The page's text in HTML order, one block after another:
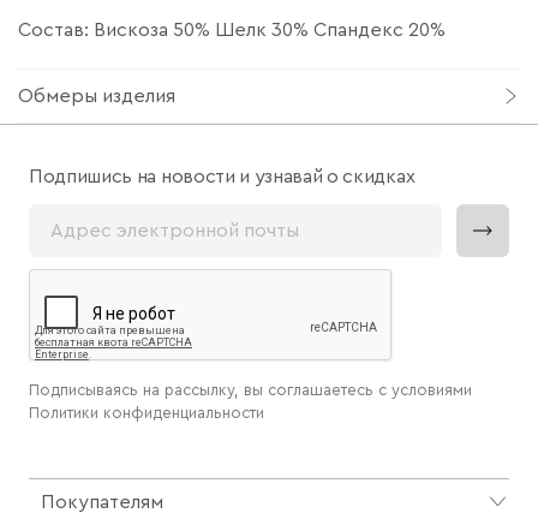
Состав: Вискоза 50% Шелк 30% Спандекс 20%
Обмеры изделия
Покупателям
Подпишись на новости и узнавай о скидках
Подписываясь на рассылку, вы соглашаетесь с условиями
Политики конфиденциальности